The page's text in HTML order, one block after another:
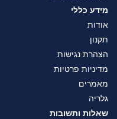
מידע כללי
אודות
תקנון
הצהרת נגישות
מדיניות פרטיות
מאמרים
גלריה
שאלות ותשובות